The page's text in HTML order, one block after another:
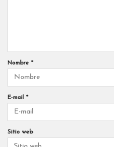
Nombre *
E-mail *
Sitio web